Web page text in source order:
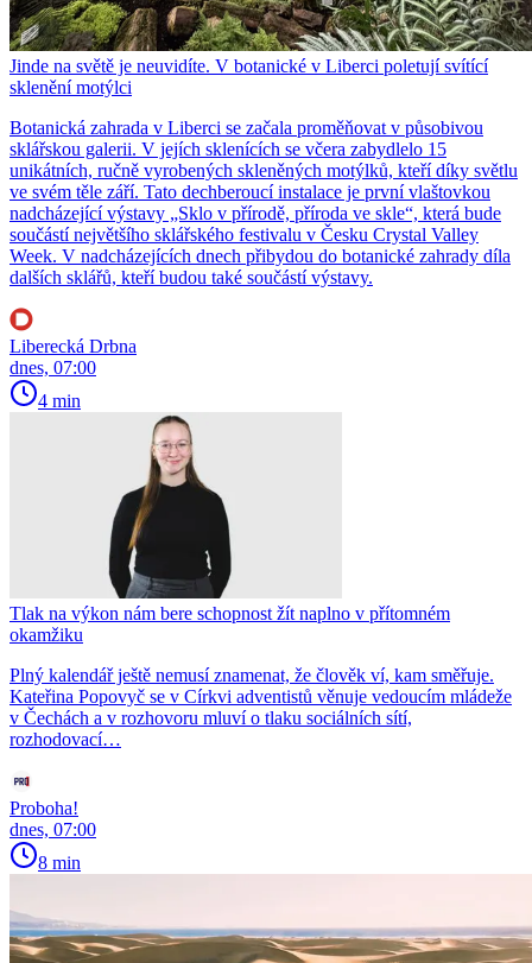
Jinde na světě je neuvidíte. V botanické v Liberci poletují svítící
sklenění motýlci
Botanická zahrada v Liberci se začala proměňovat v působivou
sklářskou galerii. V jejích sklenících se včera zabydlelo 15
unikátních, ručně vyrobených skleněných motýlků, kteří díky světlu
ve svém těle září. Tato dechberoucí instalace je první vlaštovkou
nadcházející výstavy „Sklo v přírodě, příroda ve skle“, která bude
součástí největšího sklářského festivalu v Česku Crystal Valley
Week. V nadcházejících dnech přibydou do botanické zahrady díla
dalších sklářů, kteří budou také součástí výstavy.
Liberecká Drbna
dnes, 07:00
4 min
Tlak na výkon nám bere schopnost žít naplno v přítomném
okamžiku
Plný kalendář ještě nemusí znamenat, že člověk ví, kam směřuje.
Kateřina Popovyč se v Církvi adventistů věnuje vedoucím mládeže
v Čechách a v rozhovoru mluví o tlaku sociálních sítí,
rozhodovací…
Proboha!
dnes, 07:00
8 min